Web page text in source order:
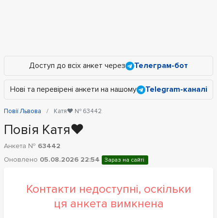
Доступ до всіх анкет через Телеграм-бот
Нові та перевірені анкети на нашому Telegram-каналі
Повії Львова Катя❤️ № 63442
Повія Катя❤️
Анкета № 63442
Оновлено 05.08.2026 22:54 Зараз на сайті
Контакти недоступні, оскільки
ця анкета вимкнена